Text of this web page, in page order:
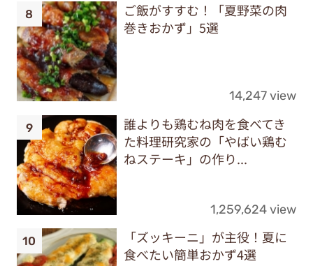
ご飯がすすむ！「夏野菜の肉
巻きおかず」5選
14,247 view
誰よりも鶏むね肉を食べてき
た料理研究家の「やばい鶏む
ねステーキ」の作り...
1,259,624 view
「ズッキーニ」が主役！夏に
食べたい簡単おかず4選